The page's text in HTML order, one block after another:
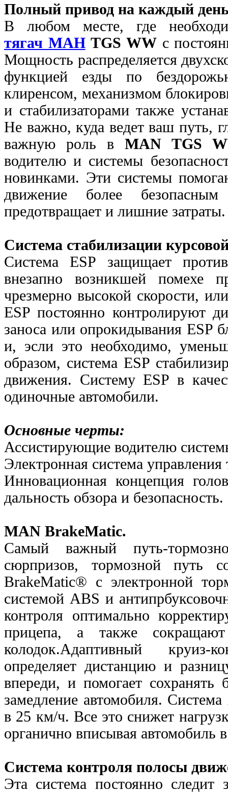
Полный привод на каждый
В любом месте, где
тягач МАНTGS WW с
Мощность распределяется
функцией езды по
клиренсом, механизмом
и стабилизаторами также
Не важно, куда ведет ваш путь,
важную роль в MAN TGS
водителю и системы
новинками. Эти системы
движение более
предотвращает и лишние затраты.
Система стабилизации
Система ESP защищает
внезапно возникшей помехе
чрезмерно высокой скорости,
ESP постоянно контролируют
заноса или опрокидывания ESP
и, эсли это необходимо,
образом, система ESP
движения. Систему ESP в
одиночные автомобили.
Основные черты:
Ассистирующие водителю
Электронная система
Инновационная концепция
дальность обзора и безопасность.
MAN BrakeMatic.
Самый важный путь-
сюрпризов, тормозной путь
BrakeMatic® с электронной
системой ABS и
контроля оптимально
прицепа, а также
колодок.Адаптивный круиз-
определяет дистанцию и
впереди, и помогает сохранять
замедление автомобиля.
в 25 км/ч. Все это снижет
органично вписывая автомобиль
Система контроля полосы
Эта система постоянно следит